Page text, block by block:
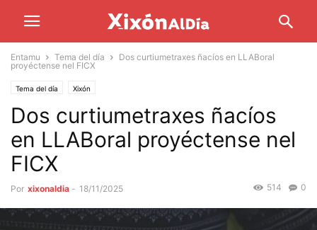
Entamu Tema del día
Dos curtiumetraxes ñacíos en LLABoral
proyéctense nel FICX
Tema del día Xixón
Dos curtiumetraxes ñacíos
en LLABoral proyéctense nel
FICX
Por xixonaldia - 18/11/2025 0
514